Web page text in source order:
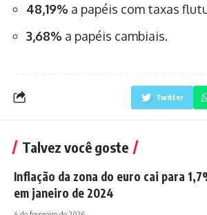
48,19% a papéis com taxas
3,68% a papéis cambiais.
Twitter
Talvez você goste
Inflação da zona do euro cai para
em janeiro de 2024